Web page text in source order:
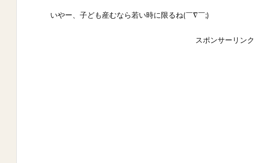
いやー、子ども産むなら若い時に限るね(￣∇￣;)
スポンサーリンク